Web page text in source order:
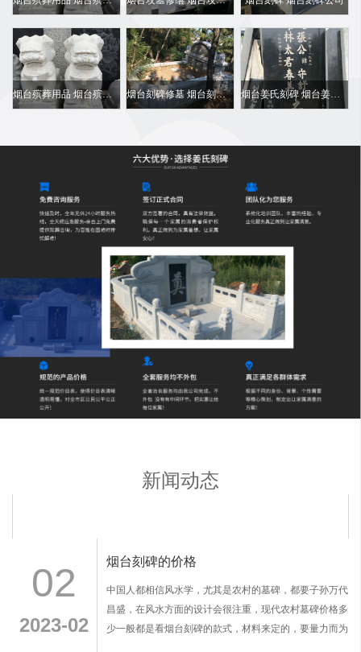
烟台殡葬用品 烟台殡葬用品批发 烟台刻碑修墓 烟台刻碑修墓电话 烟台姜氏刻碑 烟台姜氏刻碑电话
新闻动态
02
2023-02
烟台刻碑的价格
中国人都相信风水学，尤其是农村的墓碑，都要子孙万代
昌盛，在风水方面的设计会很注重，现代农村墓碑价格多
少一般都是看烟台刻碑的款式，材料来定的，要量力而为